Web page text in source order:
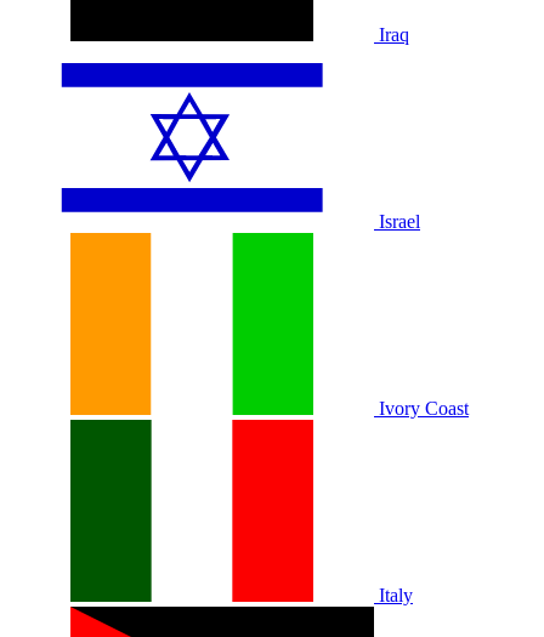
Iraq
Israel
Ivory Coast
Italy